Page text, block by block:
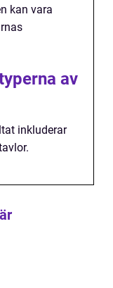
kan vara
av
inkluderar